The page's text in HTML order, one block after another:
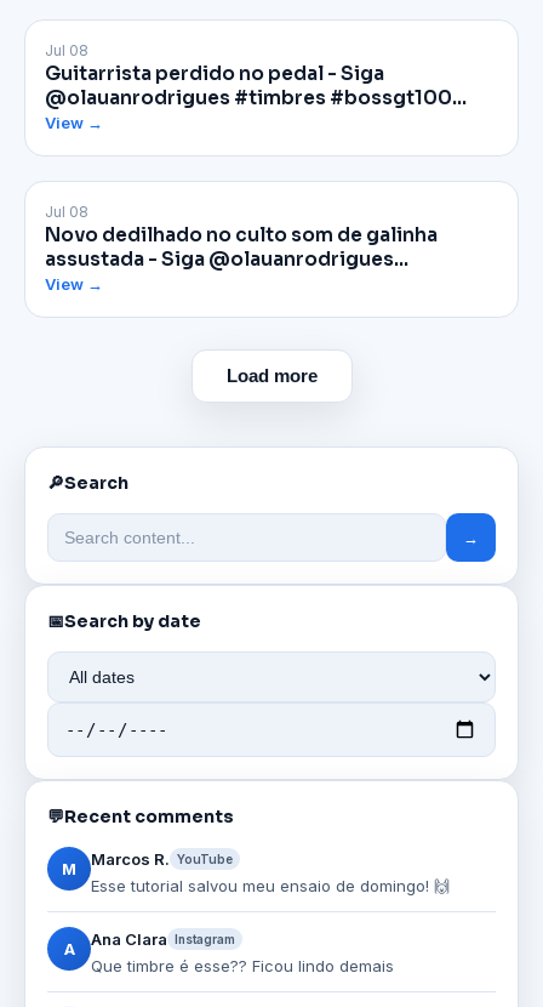
Facebook
Jul 08
Guitarrista perdido no pedal - Siga
@olauanrodrigues #timbres #bossgt100…
View →
Facebook
Jul 08
Novo dedilhado no culto som de galinha
assustada - Siga @olauanrodrigues…
View →
Load more
🔎Search
→
📅Search by date
💬Recent comments
M Marcos R. YouTube
Esse tutorial salvou meu ensaio de domingo! 🙌
A Ana Clara Instagram
Que timbre é esse?? Ficou lindo demais